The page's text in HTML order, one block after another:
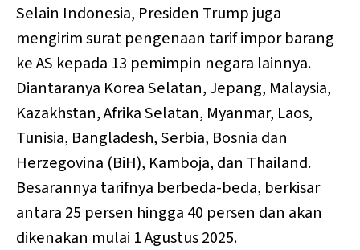
Selain Indonesia, Presiden Trump juga
mengirim surat pengenaan tarif impor barang
ke AS kepada 13 pemimpin negara lainnya.
Diantaranya Korea Selatan, Jepang, Malaysia,
Kazakhstan, Afrika Selatan, Myanmar, Laos,
Tunisia, Bangladesh, Serbia, Bosnia dan
Herzegovina (BiH), Kamboja, dan Thailand.
Besarannya tarifnya berbeda-beda, berkisar
antara 25 persen hingga 40 persen dan akan
dikenakan mulai 1 Agustus 2025.